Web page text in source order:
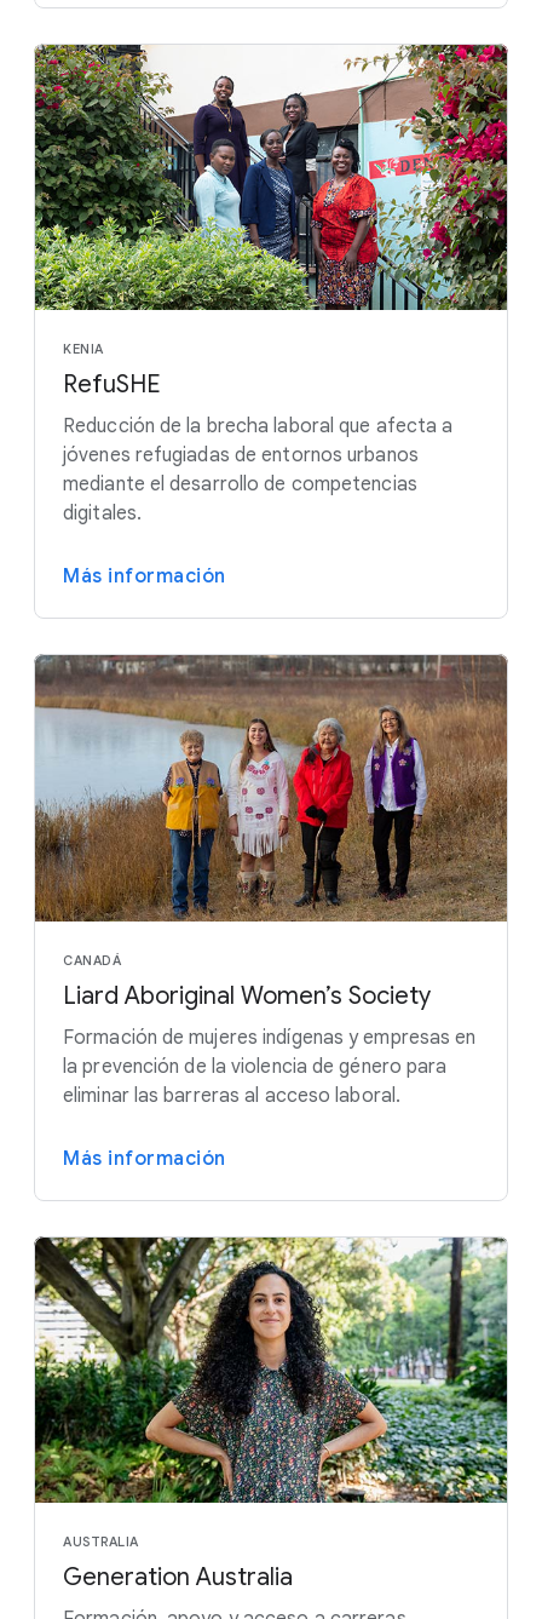
KENIA
RefuSHE
Reducción de la brecha laboral que afecta a
jóvenes refugiadas de entornos urbanos
mediante el desarrollo de competencias
digitales.
Más información
CANADÁ
Liard Aboriginal Women’s Society
Formación de mujeres indígenas y empresas en
la prevención de la violencia de género para
eliminar las barreras al acceso laboral.
Más información
AUSTRALIA
Generation Australia